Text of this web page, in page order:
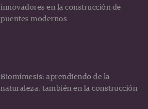
innovadores en la construcción de
puentes modernos
Biomímesis: aprendiendo de la
naturaleza, también en la construcción